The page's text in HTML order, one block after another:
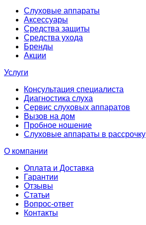
Слуховые аппараты
Аксессуары
Средства защиты
Средства ухода
Бренды
Акции
Услуги
Консультация специалиста
Диагностика слуха
Сервис слуховых аппаратов
Вызов на дом
Пробное ношение
Слуховые аппараты в рассрочку
О компании
Оплата и Доставка
Гарантии
Отзывы
Статьи
Вопрос-ответ
Контакты